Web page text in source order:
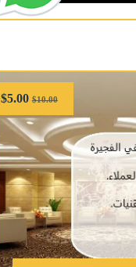
$10.00
$5.00